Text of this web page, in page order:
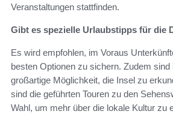
Veranstaltungen stattfinden.
Gibt es spezielle Urlaubstipps für die
Es wird empfohlen, im Voraus
besten Optionen zu sichern. Zudem
großartige Möglichkeit, die Insel zu
sind die geführten Touren zu den
Wahl, um mehr über die lokale Kultur zu